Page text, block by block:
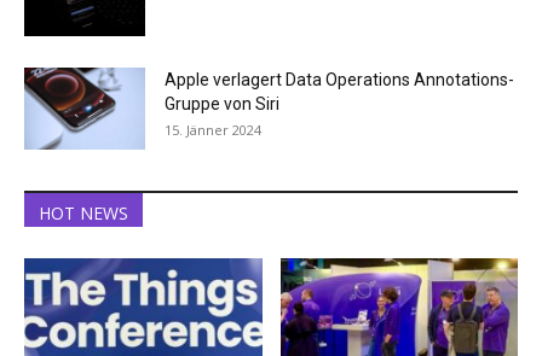
Apple verlagert Data Operations Annotations-
Gruppe von Siri
15. Jänner 2024
HOT NEWS